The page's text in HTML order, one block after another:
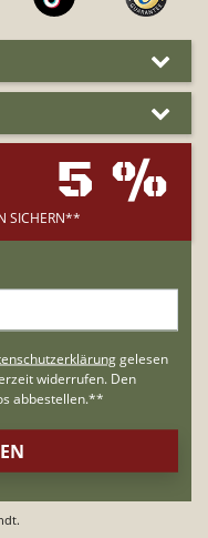
5 %
SICHERN**